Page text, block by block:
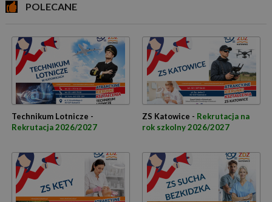
POLECANE
Technikum Lotnicze -
Rekrutacja 2026/2027
ZS Katowice - Rekrutacja na
rok szkolny 2026/2027